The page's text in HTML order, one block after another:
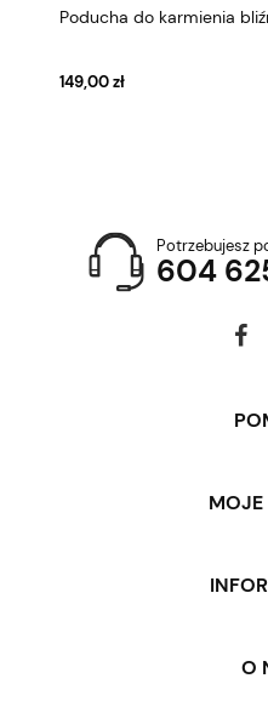
Poducha do karmienia
149,00 zł
Potrzebujesz
604
MOJE
O